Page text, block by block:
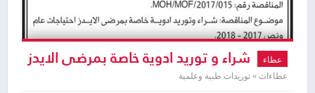
عطاء شراء و توريد ادوية خاصة بمرضى الايدز
احتياجات عام و نصف 2017/2018
عطاءات » توريدات طبية وعلمية